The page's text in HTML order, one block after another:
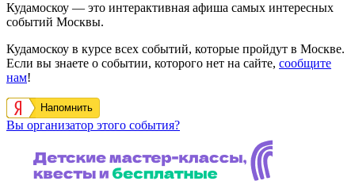
Кудамоскоу — это интерактивная афиша самых интересных
событий Москвы.
Кудамоскоу в курсе всех событий, которые пройдут в Москве.
Если вы знаете о событии, которого нет на сайте, сообщите
нам!
Напомнить
Вы организатор этого события?